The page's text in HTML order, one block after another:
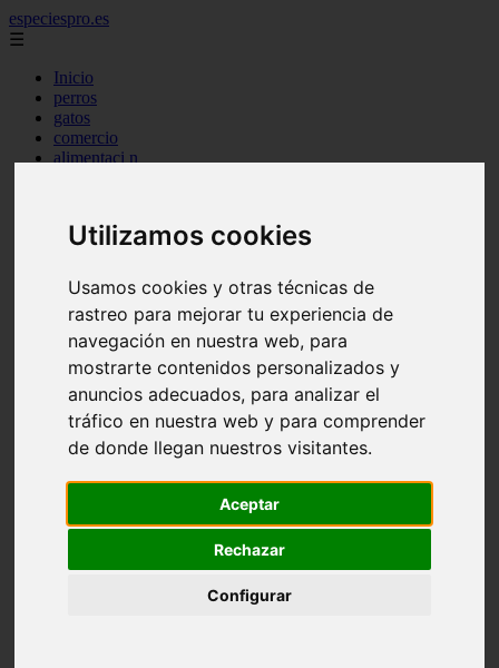
Utilizamos cookies
Usamos cookies y otras técnicas de
rastreo para mejorar tu experiencia de
navegación en nuestra web, para
mostrarte contenidos personalizados y
anuncios adecuados, para analizar el
tráfico en nuestra web y para comprender
de donde llegan nuestros visitantes.
Aceptar
Rechazar
Configurar
especiespro.es
☰
Inicio
perros
gatos
comercio
alimentaci n
tenencia responsable
mantenimiento
aves
marketing
bienestar
peque os mam feros
verano
legislaci n
peluquer a
accesorios
peluquer a canina
complementos
comportamiento